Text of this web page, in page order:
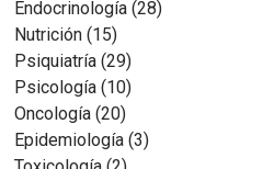
Endocrinología (28)
Nutrición (15)
Psiquiatría (29)
Psicología (10)
Oncología (20)
Epidemiología (3)